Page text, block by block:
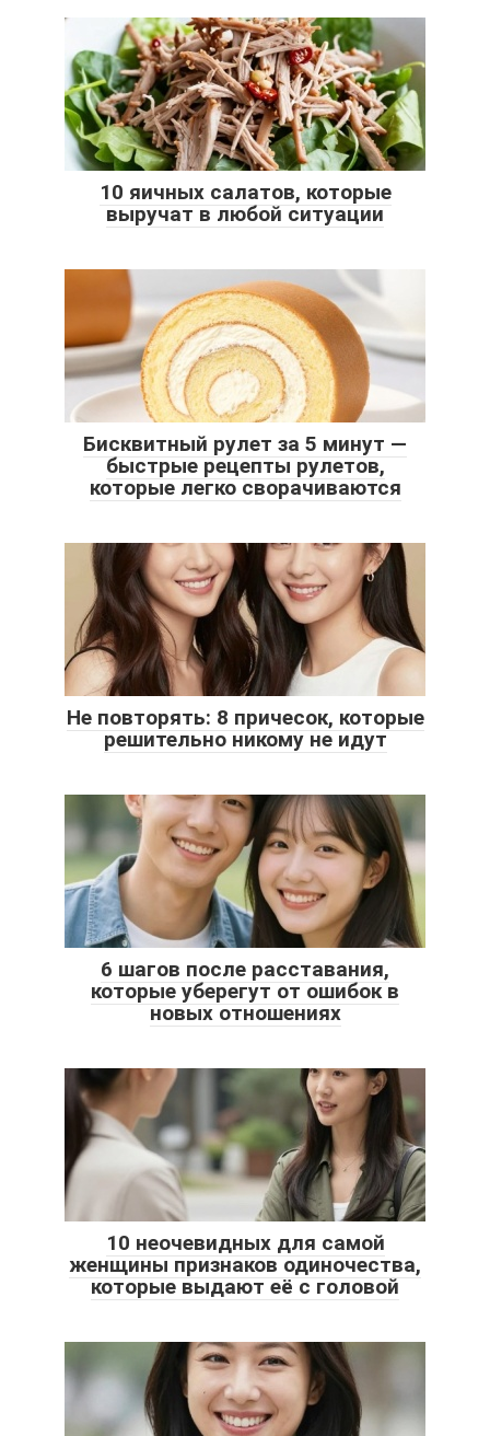
10 яичных салатов, которые
выручат в любой ситуации
Бисквитный рулет за 5 минут —
быстрые рецепты рулетов,
которые легко сворачиваются
Не повторять: 8 причесок, которые
решительно никому не идут
6 шагов после расставания,
которые уберегут от ошибок в
новых отношениях
10 неочевидных для самой
женщины признаков одиночества,
которые выдают её с головой